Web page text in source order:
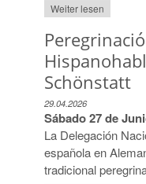
Weiter lesen
Schönstatt
29.04.2026
Sábado 27 de
La Delegación
española en
tradicional